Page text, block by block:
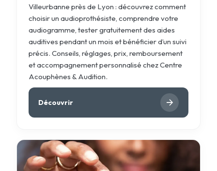
Villeurbanne près de Lyon : découvrez comment
choisir un audioprothésiste, comprendre votre
audiogramme, tester gratuitement des aides
auditives pendant un mois et bénéficier d’un suivi
précis. Conseils, réglages, prix, remboursement
et accompagnement personnalisé chez Centre
Acouphènes & Audition.
Découvrir